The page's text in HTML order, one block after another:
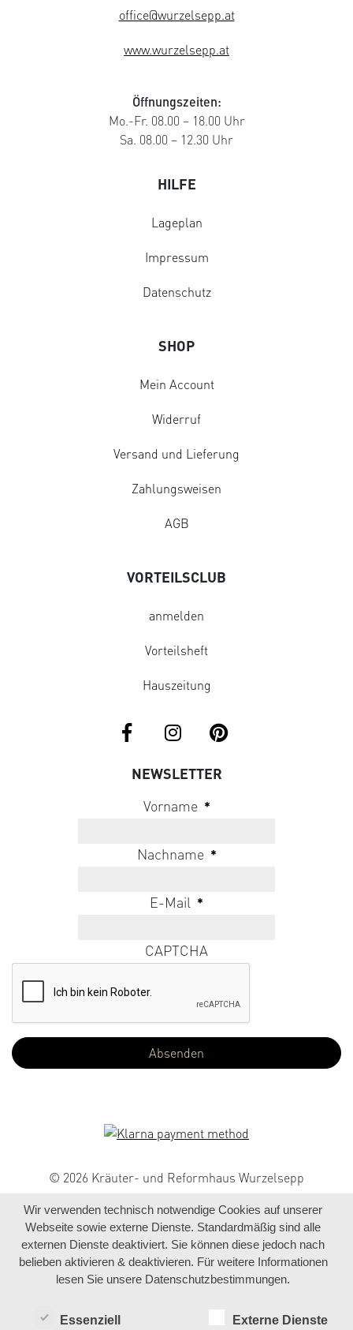
office@wurzelsepp.at
www.wurzelsepp.at
Öffnungszeiten:
Mo.-Fr. 08.00 – 18.00 Uhr
Sa. 08.00 – 12.30 Uhr
HILFE
Lageplan
Impressum
Datenschutz
SHOP
Mein Account
Widerruf
Versand und Lieferung
Zahlungsweisen
AGB
VORTEILSCLUB
anmelden
Vorteilsheft
Hauszeitung
NEWSLETTER
Vorname *
Nachname *
E-Mail *
CAPTCHA
© 2026 Kräuter- und Reformhaus Wurzelsepp
Wir verwenden technisch notwendige Cookies auf unserer
Webseite sowie externe Dienste. Standardmäßig sind alle
externen Dienste deaktiviert. Sie können diese jedoch nach
belieben aktivieren & deaktivieren. Für weitere Informationen
lesen Sie unsere Datenschutzbestimmungen.
Essenziell Externe Dienste